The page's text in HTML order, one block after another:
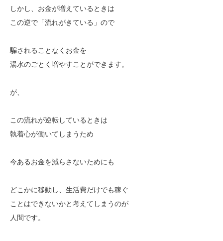
しかし、お金が増えているときは
この逆で「流れがきている」ので
騙されることなくお金を
湯水のごとく増やすことができます。
が、
この流れが逆転しているときは
執着心が働いてしまうため
今あるお金を減らさないためにも
どこかに移動し、生活費だけでも稼ぐ
ことはできないかと考えてしまうのが
人間です。